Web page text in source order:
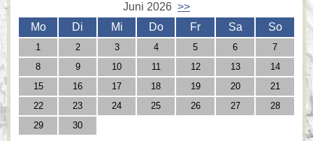
Juni 2026 >>
Mo
Di Mi Do Fr Sa So
1 2 3 4 5 6
7
8
9 10 11 12 13
14
15
16 17 18 19 20
21
22
23 24 25 26 27
28
29
30